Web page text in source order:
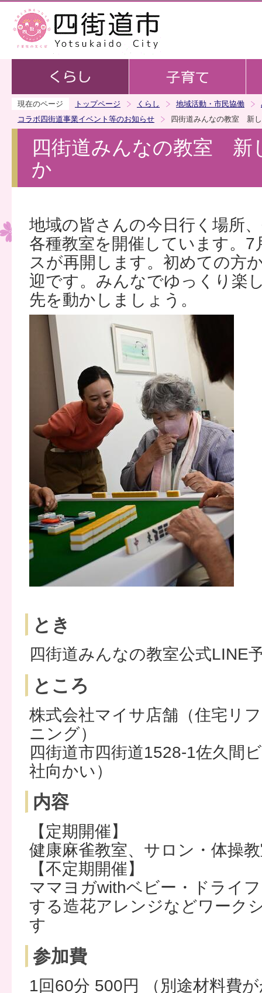
現在のページ トップページ くらし 地域活動・市民協働
コラボ四街道事業イベント等のお知らせ
四街道みんなの教室 新
四街道みんなの教室 新
か
地域の皆さんの今日行く場所
各種教室を開催しています。
スが再開します。初めての方
迎です。みんなでゆっくり楽
先を動かしましょう。
とき
四街道みんなの教室公式LINE
ところ
株式会社マイサ店舗（住宅リ
ニング）
四街道市四街道1528-1佐久間
社向かい）
内容
【定期開催】
健康麻雀教室、サロン・体操
【不定期開催】
ママヨガwithベビー・ドライ
する造花アレンジなどワーク
す
参加費
1回60分 500円 （別途材料費